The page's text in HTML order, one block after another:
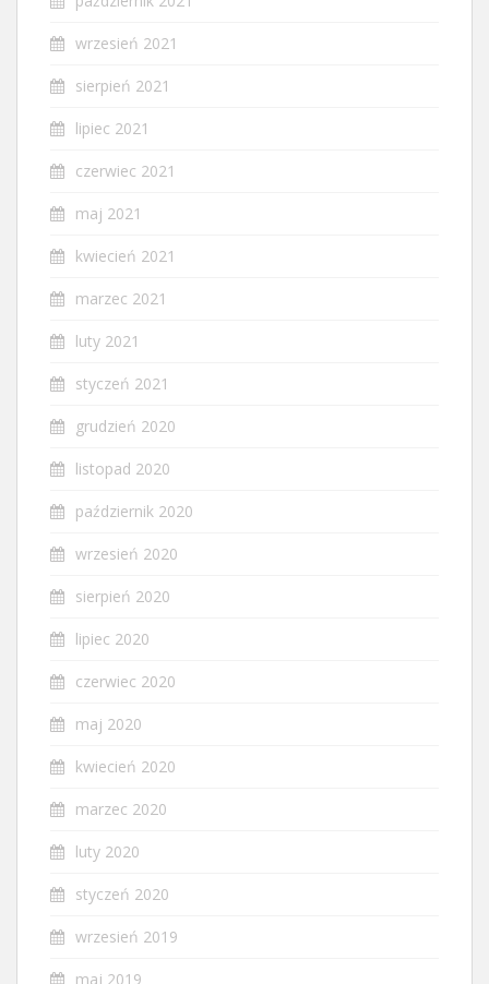
wrzesień 2021
sierpień 2021
lipiec 2021
czerwiec 2021
maj 2021
kwiecień 2021
marzec 2021
luty 2021
styczeń 2021
grudzień 2020
listopad 2020
październik 2020
wrzesień 2020
sierpień 2020
lipiec 2020
czerwiec 2020
maj 2020
kwiecień 2020
marzec 2020
luty 2020
styczeń 2020
wrzesień 2019
maj 2019